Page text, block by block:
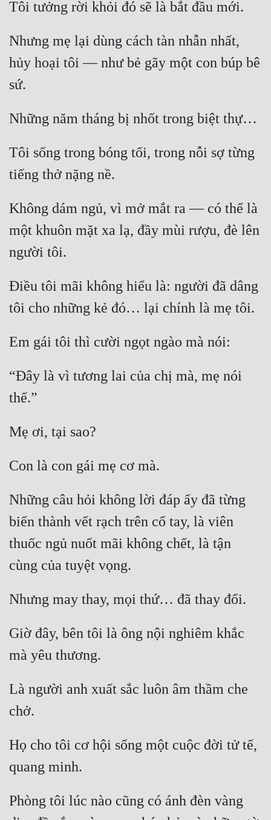
Tôi tưởng rời khỏi đó sẽ là bắt đầu mới.
Nhưng mẹ lại dùng cách tàn nhẫn nhất,
hủy hoại tôi — như bẻ gãy một con búp bê
sứ.
Những năm tháng bị nhốt trong biệt thự…
Tôi sống trong bóng tối, trong nỗi sợ từng
tiếng thở nặng nề.
Không dám ngủ, vì mở mắt ra — có thể là
một khuôn mặt xa lạ, đầy mùi rượu, đè lên
người tôi.
Điều tôi mãi không hiểu là: người đã dâng
tôi cho những kẻ đó… lại chính là mẹ tôi.
Em gái tôi thì cười ngọt ngào mà nói:
“Đây là vì tương lai của chị mà, mẹ nói
thế.”
Mẹ ơi, tại sao?
Con là con gái mẹ cơ mà.
Những câu hỏi không lời đáp ấy đã từng
biến thành vết rạch trên cổ tay, là viên
thuốc ngủ nuốt mãi không chết, là tận
cùng của tuyệt vọng.
Nhưng may thay, mọi thứ… đã thay đổi.
Giờ đây, bên tôi là ông nội nghiêm khắc
mà yêu thương.
Là người anh xuất sắc luôn âm thầm che
chở.
Họ cho tôi cơ hội sống một cuộc đời tử tế,
quang minh.
Phòng tôi lúc nào cũng có ánh đèn vàng